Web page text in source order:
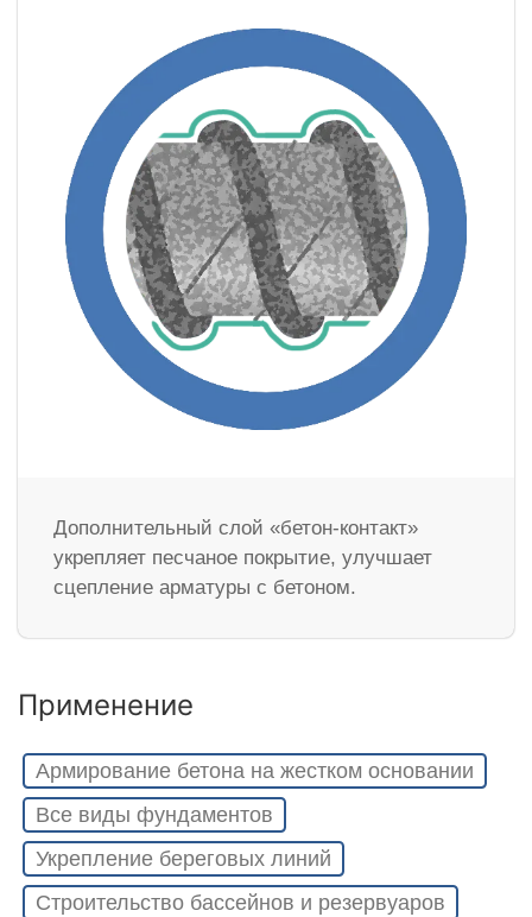
Дополнительный слой «бетон-контакт»
укрепляет песчаное покрытие, улучшает
сцепление арматуры с бетоном.
Применение
Армирование бетона на жестком основании
Все виды фундаментов
Укрепление береговых линий
Строительство бассейнов и резервуаров